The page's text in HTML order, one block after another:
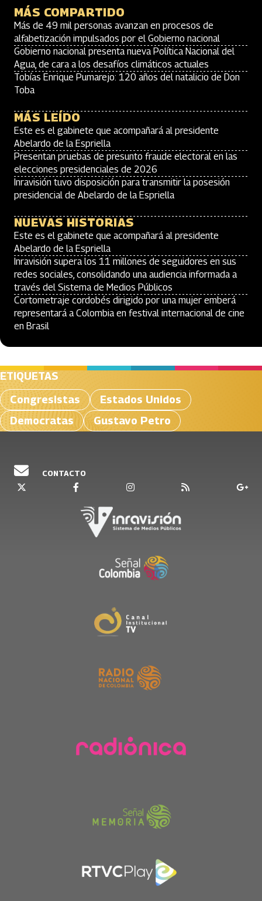
MÁS COMPARTIDO
Más de 49 mil personas avanzan en procesos de
alfabetización impulsados por el Gobierno nacional
Gobierno nacional presenta nueva Política Nacional del
Agua, de cara a los desafíos climáticos actuales
Tobías Enrique Pumarejo: 120 años del natalicio de Don
Toba
MÁS LEÍDO
Este es el gabinete que acompañará al presidente
Abelardo de la Espriella
Presentan pruebas de presunto fraude electoral en las
elecciones presidenciales de 2026
Inravisión tuvo disposición para transmitir la posesión
presidencial de Abelardo de la Espriella
NUEVAS HISTORIAS
Este es el gabinete que acompañará al presidente
Abelardo de la Espriella
Inravisión supera los 11 millones de seguidores en sus
redes sociales, consolidando una audiencia informada a
través del Sistema de Medios Públicos
Cortometraje cordobés dirigido por una mujer emberá
representará a Colombia en festival internacional de cine
en Brasil
ETIQUETAS
Congresistas
Estados Unidos
Democratas
Gustavo Petro
CONTACTO